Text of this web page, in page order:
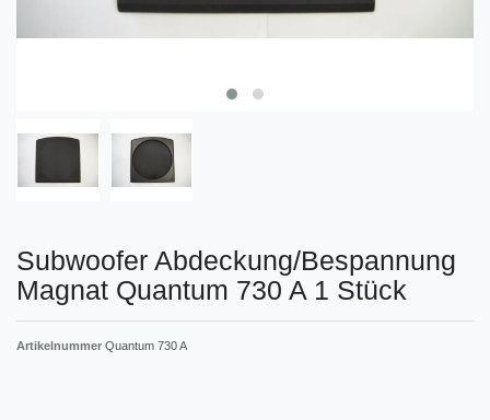
Subwoofer Abdeckung/Bespannung
Magnat Quantum 730 A 1 Stück
Artikelnummer Quantum 730 A